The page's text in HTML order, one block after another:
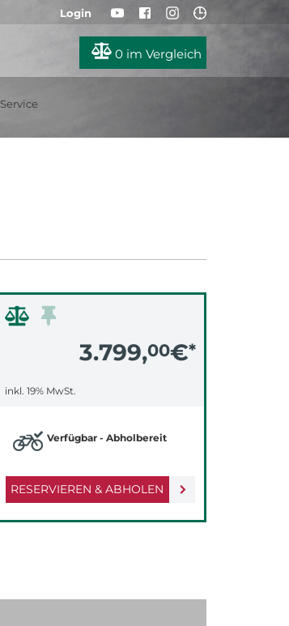
Login
0 im Vergleich
Service
3.799,00€*
inkl. 19% MwSt.
RESERVIEREN & ABHOLEN
Verfügbar - Abholbereit